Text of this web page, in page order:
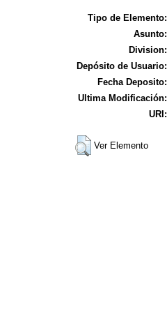
Tipo de Elemento:
Asunto:
Division:
Depósito de Usuario:
Fecha Deposito:
Ultima Modificación:
URI:
Ver Elemento